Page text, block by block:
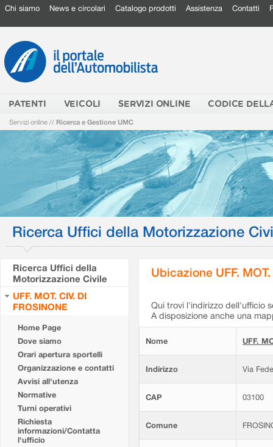
Chi siamo News e circolari Catalogo prodotti Assistenza Contatti
PATENTI VEICOLI SERVIZI ONLINE CODICE
Servizi online // Ricerca e Gestione UMC
Ricerca Uffici della Motorizzazione
Ricerca Uffici della
Motorizzazione Civile
UFF. MOT. CIV. DI
FROSINONE
Home Page
Dove siamo
Orari apertura sportelli
Organizzazione e contatti
Avvisi all'utenza
Normative
Turni operativi
Richiesta
informazioni/Contatta
l'ufficio
Ubicazione UFF.
Qui trovi l'indirizzo dell'ufficio
A disposizione anche una
Nome UFF.
Indirizzo Via
CAP 03100
Comune